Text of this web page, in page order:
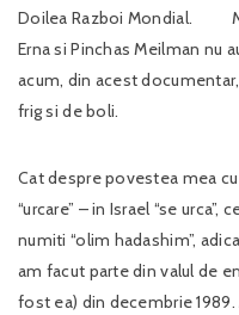
Doilea Razboi Mondial.
Erna si Pinchas Meilman nu
acum, din acest
frig si de boli.
Cat despre povestea mea cu
“urcare” – in Israel “se
numiti “olim hadashim”,
am facut parte din valul de
fost ea) din decembrie